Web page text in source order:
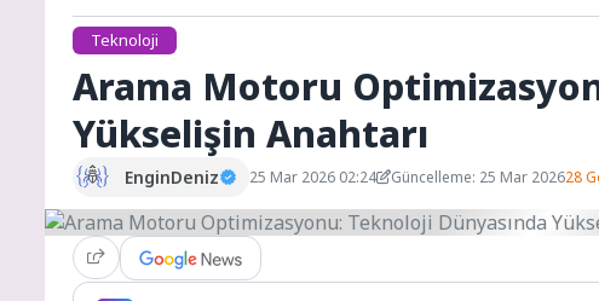
Teknoloji
Arama Motoru
Yükselişin Anahtarı
EnginDeniz 25 Mar 2026 02:24 Güncelleme: 25 Mar 202628